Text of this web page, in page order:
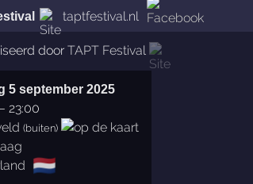
taptfestival.nl
door TAPT Festival
5 september 2025
– 23:00
(buiten)
🇳🇱